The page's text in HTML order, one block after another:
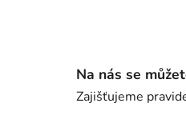
Na nás se
Zajišťujeme